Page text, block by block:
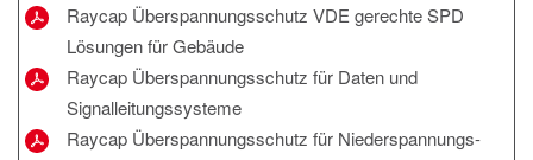
Raycap Überspannungsschutz VDE gerechte SPD
Lösungen für Gebäude
Raycap Überspannungsschutz für Daten und
Signalleitungssysteme
Raycap Überspannungsschutz für Niederspannungs-